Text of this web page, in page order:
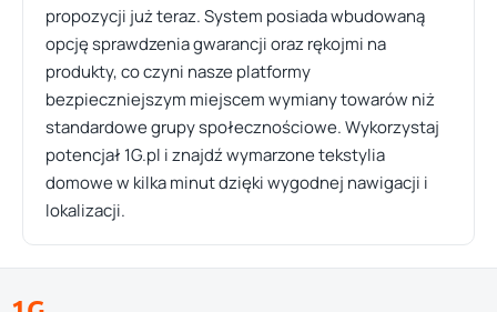
propozycji już teraz. System posiada wbudowaną
opcję sprawdzenia gwarancji oraz rękojmi na
produkty, co czyni nasze platformy
bezpieczniejszym miejscem wymiany towarów niż
standardowe grupy społecznościowe. Wykorzystaj
potencjał 1G.pl i znajdź wymarzone tekstylia
domowe w kilka minut dzięki wygodnej nawigacji i
lokalizacji.